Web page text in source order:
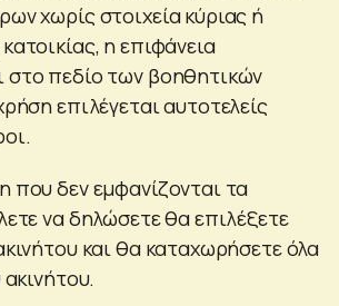
χωρίς στοιχεία κύριας ή
η επιφάνεια
πεδίο των βοηθητικών
επιλέγεται αυτοτελείς
που δεν εμφανίζονται τα
να δηλώσετε θα επιλέξετε
και θα καταχωρήσετε όλα